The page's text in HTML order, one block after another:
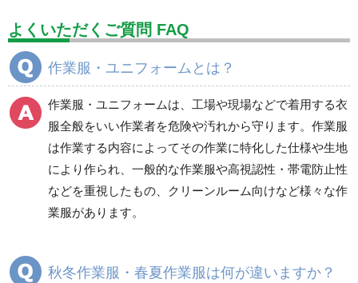
設備用品・作業補助用品 工事作業用品
分煙対策機器
電気保守用品 ワイパー クリーンルーム対策用品
防災グッズ（防災セット） 救急医療品
健康管理器具 季節商品 ウイルス対策用品
商品カテゴリ一覧
秋冬長袖
秋冬長袖
よくいただくご質問 FAQ
作業服・ユニフォームとは？
作業服・ユニフォームは、工場や現場などで着用する衣
服全般をいい作業者を危険や汚れから守ります。作業服
は作業する内容によってその作業に特化した仕様や生地
により作られ、一般的な作業服や高視認性・帯電防止性
などを重視したもの、クリーンルーム向けなど様々な作
業服があります。
秋冬作業服・春夏作業服は何が違いますか？